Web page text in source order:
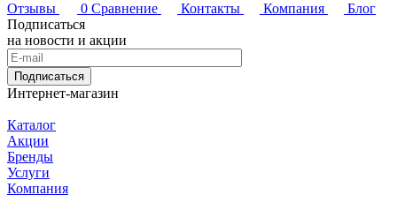
Отзывы
0 Сравнение Контакты Компания
Блог
Подписаться
на новости и акции
Подписаться
Интернет-магазин
Каталог
Акции
Бренды
Услуги
Компания